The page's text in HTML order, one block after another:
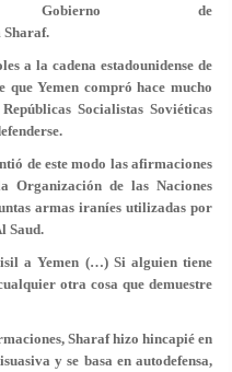
de
Sharaf.
a la cadena estadounidense de
que Yemen compró hace mucho
Socialistas Soviéticas
de este modo las afirmaciones
Organización de las Naciones
armas iraníes utilizadas por
Saud.
a Yemen (…) Si alguien tiene
otra cosa que demuestre
Sharaf hizo hincapié en
y se basa en autodefensa,